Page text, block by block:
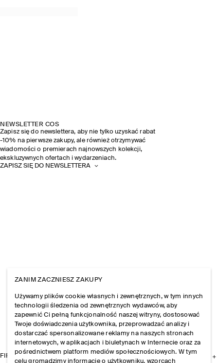
NEWSLETTER COS
Zapisz się do newslettera, aby nie tylko uzyskać rabat
-10% na pierwsze zakupy, ale również otrzymywać
wiadomości o premierach najnowszych kolekcji,
ekskluzywnych ofertach i wydarzeniach.
ZAPISZ SIĘ DO NEWSLETTERA
FIRMA
ZANIM ZACZNIESZ ZAKUPY
Używamy plików cookie własnych i zewnętrznych, w tym innych
technologii śledzenia od zewnętrznych wydawców, aby
zapewnić Ci pełną funkcjonalność naszej witryny, dostosować
Twoje doświadczenia użytkownika, przeprowadzać analizy i
dostarczać spersonalizowane reklamy na naszych stronach
internetowych, w aplikacjach i biuletynach w Internecie oraz za
pośrednictwem platform mediów społecznościowych. W tym
celu gromadzimy informacje o użytkowniku, wzorcach